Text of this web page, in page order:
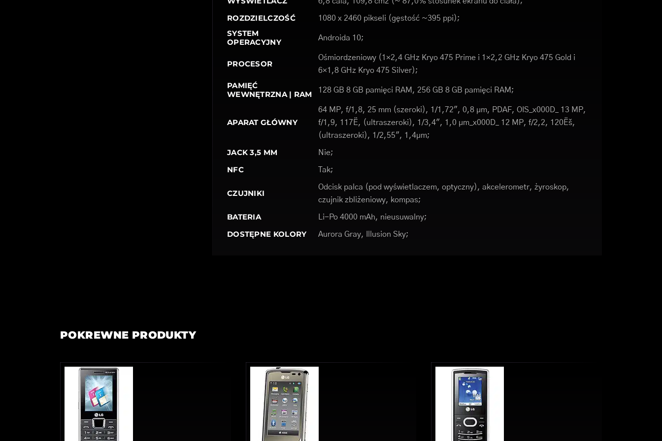
ROZDZIELCZOŚĆ 1080 x 2460 pikseli (gęstość ~395 ppi);
SYSTEM
OPERACYJNY
Androida 10;
PROCESOR
Ośmiordzeniowy (1×2,4 GHz Kryo 475 Prime i 1×2,2 GHz Kryo 475 Gold i
6×1,8 GHz Kryo 475 Silver);
PAMIĘĆ
WEWNĘTRZNA | RAM
128 GB 8 GB pamięci RAM, 256 GB 8 GB pamięci RAM;
APARAT GŁÓWNY
64 MP, f/1,8, 25 mm (szeroki), 1/1,72", 0,8 µm, PDAF, OIS_x000D_ 13 MP,
f/1,9, 117Ë, (ultraszeroki), 1/3,4", 1,0 µm_x000D_ 12 MP, f/2,2, 120Ëš,
(ultraszeroki), 1/2,55", 1,4µm;
JACK 3,5 MM Nie;
NFC Tak;
CZUJNIKI
Odcisk palca (pod wyświetlaczem, optyczny), akcelerometr, żyroskop,
czujnik zbliżeniowy, kompas;
BATERIA Li-Po 4000 mAh, nieusuwalny;
DOSTĘPNE KOLORY Aurora Gray, Illusion Sky;
POKREWNE PRODUKTY